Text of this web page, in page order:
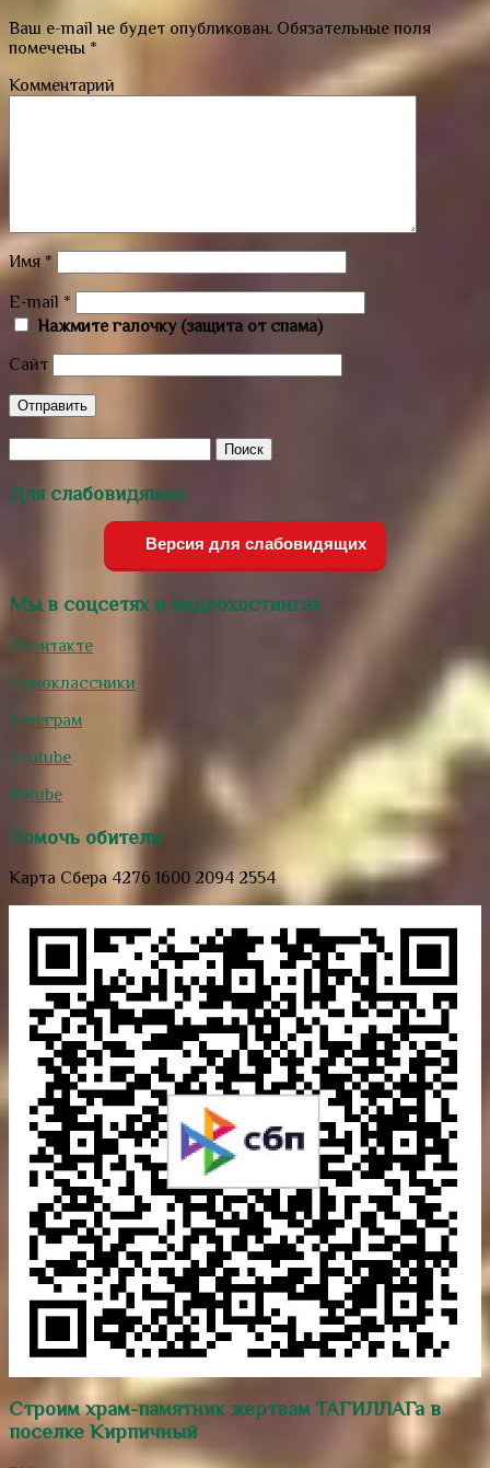
Ваш e-mail не будет опубликован. Обязательные поля
помечены *
Комментарий
Имя*
E-mail *
Нажмите галочку (защита от спама)
Сайт
Для слабовидящих
Версия для слабовидящих
Мы в соцсетях и видеохостингах
ВКонтакте
Одноклассники
Телеграм
Youtube
Rutube
Помочь обители
Карта Сбера 4276 1600 2094 2554
Строим храм-памятник жертвам ТАГИЛЛАГа в
поселке Кирпичный